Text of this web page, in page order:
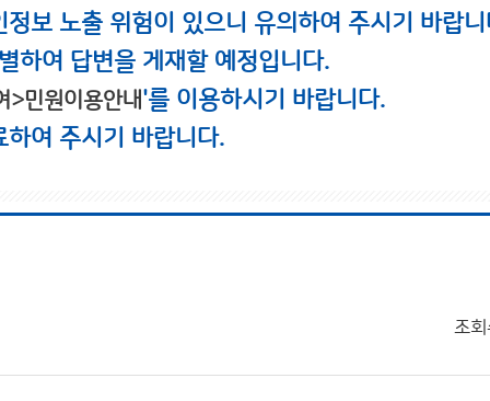
보 노출 위험이 있으니 유의하여 주시기 바랍니
하여 답변을 게재할 예정입니다.
>민원이용안내'를 이용하시기 바랍니다.
여 주시기 바랍니다.
조회